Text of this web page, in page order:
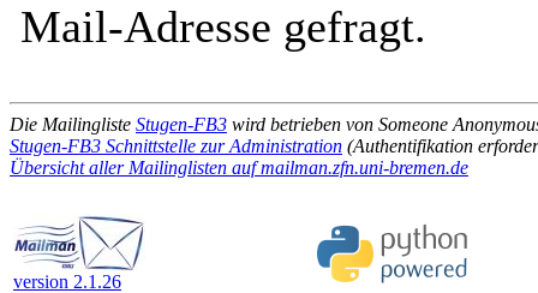
Mail-Adresse gefragt.
Die Mailingliste Stugen-FB3 wird betrieben von Someone
Stugen-FB3 Schnittstelle zur Administration (Authentifikation
Übersicht aller Mailinglisten auf mailman.zfn.uni-bremen.de
version 2.1.26